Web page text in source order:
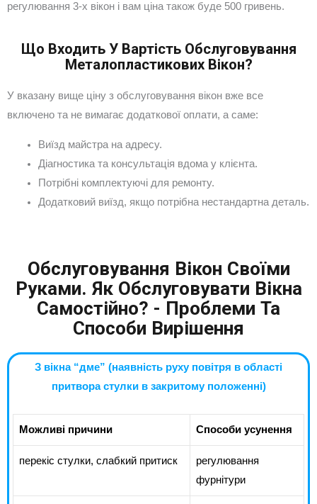
регулювання 3-х вікон і вам ціна також буде 500 гривень.
Що Входить У Вартість Обслуговування
Металопластикових Вікон?
У вказану вище ціну з обслуговування вікон вже все
включено та не вимагає додаткової оплати, а саме:
Виїзд майстра на адресу.
Діагностика та консультація вдома у клієнта.
Потрібні комплектуючі для ремонту.
Додатковий виїзд, якщо потрібна нестандартна деталь.
Обслуговування Вікон Своїми
Руками. Як Обслуговувати Вікна
Самостійно? - Проблеми Та
Способи Вирішення
З вікна “дме” (наявність руху повітря в області
притвора стулки в закритому положенні)
Можливі причини Способи усунення
перекіс стулки, слабкий притиск
регулювання
фурнітури